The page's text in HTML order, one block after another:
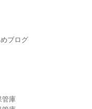
ブログ
管庫